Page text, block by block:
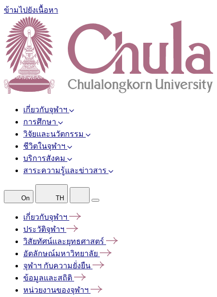
ข้ามไปยังเนื้อหา
เกี่ยวกับจุฬาฯ
การศึกษา
วิจัยและนวัตกรรม
ชีวิตในจุฬาฯ
บริการสังคม
สาระความรู้และข่าวสาร
On TH
เกี่ยวกับจุฬาฯ
ประวัติจุฬาฯ
วิสัยทัศน์และยุทธศาสตร์
อัตลักษณ์มหาวิทยาลัย
จุฬาฯ กับความยั่งยืน
ข้อมูลและสถิติ
หน่วยงานของจุฬาฯ